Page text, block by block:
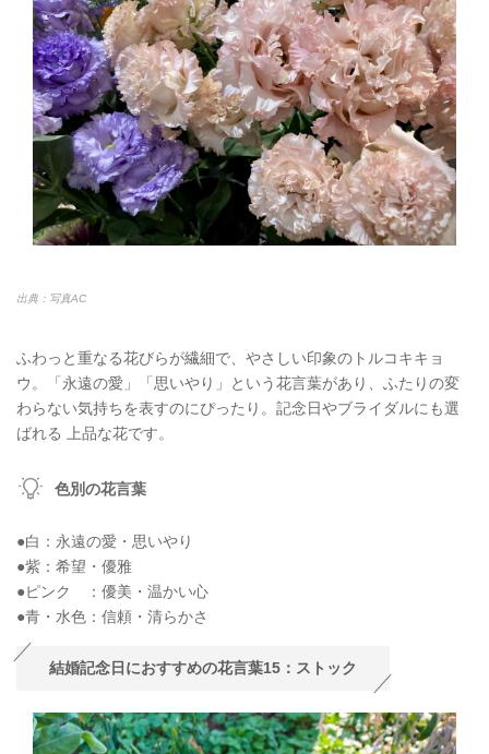
出典：写真AC
ふわっと重なる花びらが繊細で、やさしい印象のトルコキキョ
ウ。「永遠の愛」「思いやり」という花言葉があり、ふたりの変
わらない気持ちを表すのにぴったり。記念日やブライダルにも選
ばれる 上品な花です。
色別の花言葉
●白：永遠の愛・思いやり
●紫：希望・優雅
●ピンク ：優美・温かい心
●青・水色：信頼・清らかさ
結婚記念日におすすめの花言葉15：ストック